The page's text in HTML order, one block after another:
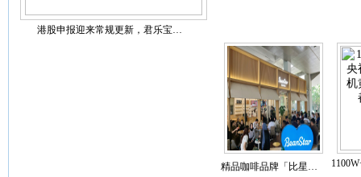
港股申报迎来常规更新，君乐宝…
精品咖啡品牌「比星…